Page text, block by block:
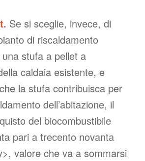
Se si sceglie, invece, di
di riscaldamento
stufa a pellet a
caldaia esistente, e
la stufa contribuisca per
dell’abitazione, il
del biocombustibile
pari a trecento novanta
valore che va a sommarsi